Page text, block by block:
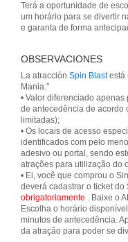
Terá a oportunidade de
um horário para se divertir
e garanta de forma
OBSERVACIONES
La atracción Spin Blastestá
Mania."
• Valor diferenciado
de antecedência de acordo
limitadas);
• Os locais de acesso
identificados com pelo
adesivo ou portal, sendo
atrações para utilização do
• Ei, você que comprou o
deverá cadastrar o ticket
obrigatoriamente . Baixe o
Escolha o horário
minutos de antecedência.
da atração para poder se